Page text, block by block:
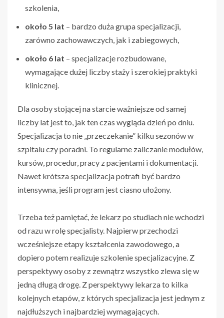
szkolenia,
około 5 lat – bardzo duża grupa specjalizacji,
zarówno zachowawczych, jak i zabiegowych,
około 6 lat – specjalizacje rozbudowane,
wymagające dużej liczby staży i szerokiej praktyki
klinicznej.
Dla osoby stojącej na starcie ważniejsze od samej
liczby lat jest to, jak ten czas wygląda dzień po dniu.
Specjalizacja to nie „przeczekanie” kilku sezonów w
szpitalu czy poradni. To regularne zaliczanie modułów,
kursów, procedur, pracy z pacjentami i dokumentacji.
Nawet krótsza specjalizacja potrafi być bardzo
intensywna, jeśli program jest ciasno ułożony.
Trzeba też pamiętać, że lekarz po studiach nie wchodzi
od razu w rolę specjalisty. Najpierw przechodzi
wcześniejsze etapy kształcenia zawodowego, a
dopiero potem realizuje szkolenie specjalizacyjne. Z
perspektywy osoby z zewnątrz wszystko zlewa się w
jedną długą drogę. Z perspektywy lekarza to kilka
kolejnych etapów, z których specjalizacja jest jednym z
najdłuższych i najbardziej wymagających.